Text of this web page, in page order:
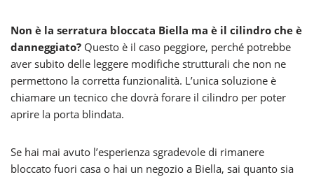
Non è la serratura bloccata Biella ma è il cilindro che è
danneggiato? Questo è il caso peggiore, perché potrebbe
aver subito delle leggere modifiche strutturali che non ne
permettono la corretta funzionalità. L’unica soluzione è
chiamare un tecnico che dovrà forare il cilindro per poter
aprire la porta blindata.
Se hai mai avuto l’esperienza sgradevole di rimanere
bloccato fuori casa o hai un negozio a Biella, sai quanto sia